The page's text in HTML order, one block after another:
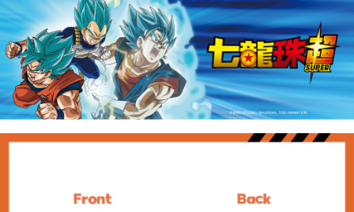
1.分期款項不併入電信帳單，「大哥付你分期」於每月結算日後寄送繳費提
醒簡訊。
2.透過簡訊連結打開帳單後，可選擇「超商條碼／台灣大直營門市／銀行轉
帳／街口支付／iPASS MONEY」等通路繳費。
【注意事項】
1.本服務係由「台灣大哥大股份有限公司」（以下簡稱本公司）所提供，讓
用戶於交易時，得透過本服務購買商品或服務，並由商店將買賣／分期付款
買賣價金債權讓與本公司後，依約使用本公司帳單繳交帳款。
2.基於同意付款使用「大哥付你分期」之契約關係目的，商店將以您的個人
【「AFTEE先享後付」結帳流程】
１．於結帳方式選擇「AFTEE先享後付」後，將跳轉至「AFTEE先享後付」
結帳頁面，進行簡訊認證並確認金額後，即可完成結帳。
２．訂單成立數日內，您將收到繳費通知簡訊。
３．收到繳費通知簡訊後14天內，點擊此簡訊中的連結，可透過四大超商／
ATM／網路銀行／等多元方式進行付款，方視為交易完成。
※ 請注意：結帳手續完成當下不需立刻繳費，但若您需要取消訂單，請聯絡
購買商品的店家。未經商家同意取消之訂單仍視為有效，需透過AFTEE先享
※ 交易是否成功請以「AFTEE先享後付 」之結帳頁面顯示為準，若有關於
【注意事項】
每筆NT$80，滿NT$1,000(含以上)免運費
付款後全家取貨
每筆NT$80，滿NT$1,000(含以上)免運費
萊爾富取貨付款
每筆NT$80，滿NT$1,000(含以上)免運費
付款後萊爾富取貨
7-11取貨付款